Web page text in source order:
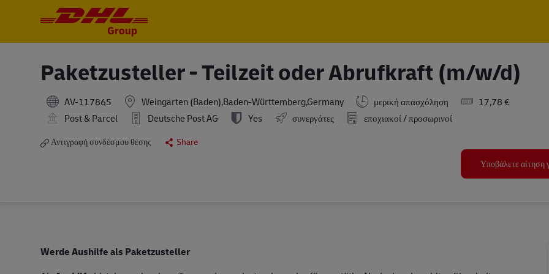
Paketzusteller - Teilzeit oder Abrufkraft (m/w/d)
AV-117865 Weingarten (Baden),Baden-Württemberg,Germany μερική απασχόληση
17,78 €
Post & Parcel
Deutsche Post AG Yes συνεργάτες εποχιακοί / προσωρινοί
Αντιγραφή συνδέσμου θέσης
Share
Υποβάλετε αίτηση
Werde Aushilfe als Paketzusteller